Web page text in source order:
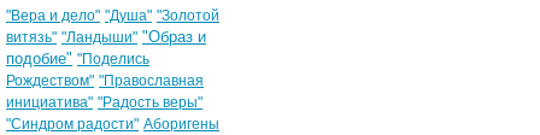
"Вера и дело" "Душа" "Золотой
витязь" "Ландыши" "Образ и
подобие" "Поделись
Рождеством" "Православная
инициатива" "Радость веры"
"Синдром радости" Аборигены